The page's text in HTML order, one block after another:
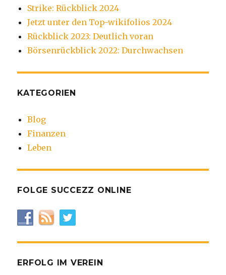
Strike: Rückblick 2024
Jetzt unter den Top-wikifolios 2024
Rückblick 2023: Deutlich voran
Börsenrückblick 2022: Durchwachsen
KATEGORIEN
Blog
Finanzen
Leben
FOLGE SUCCEZZ ONLINE
ERFOLG IM VEREIN